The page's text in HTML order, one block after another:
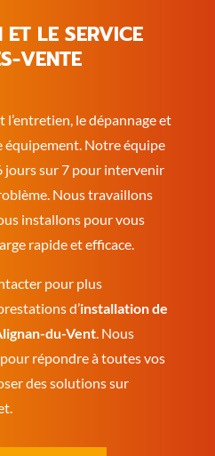
ET LE SERVICE
VENTE
l’entretien, le dépannage et
équipement. Notre équipe
jours sur 7 pour intervenir
Nous travaillons
installons pour vous
rapide et efficace.
pour plus
d’installation de
du-Vent. Nous
répondre à toutes vos
des solutions sur